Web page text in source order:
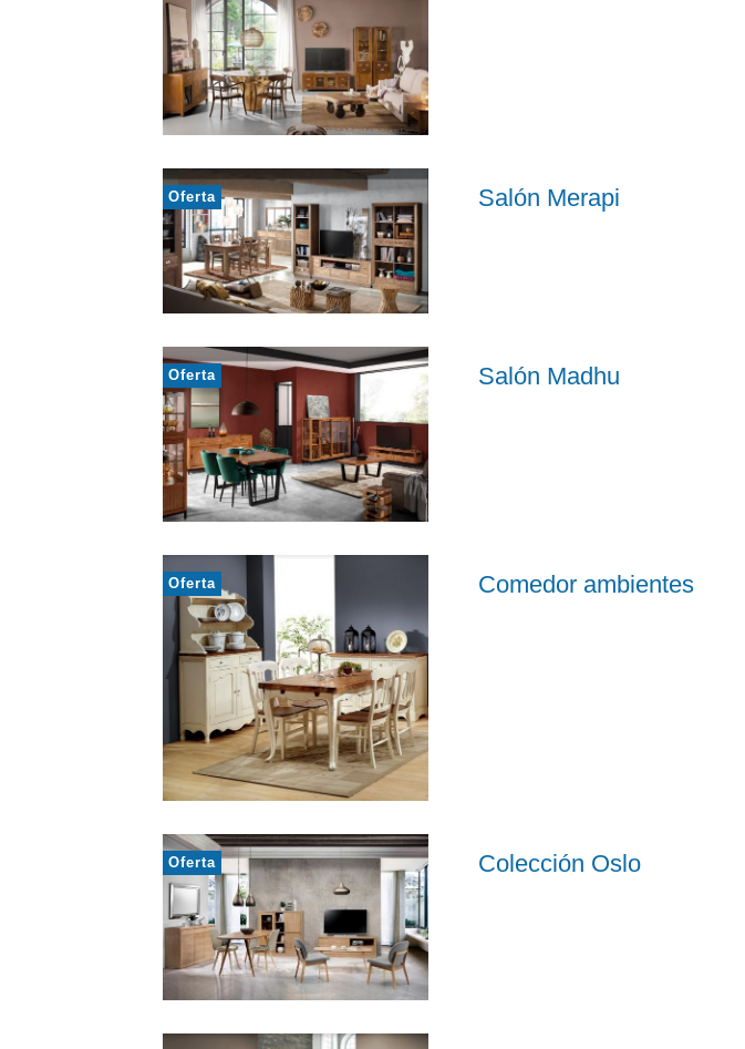
Oferta Salón Merapi
Oferta Salón Madhu
Oferta Comedor ambientes
Oferta Colección Oslo